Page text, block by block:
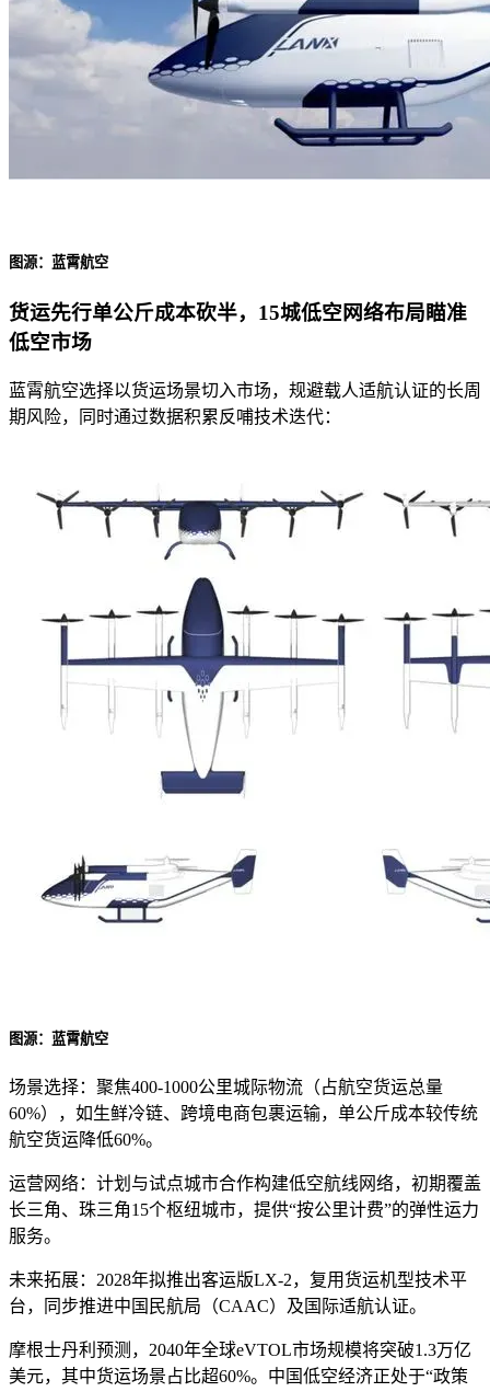
图源：蓝霄航空
货运先行单公斤成本砍半，15城低空网络布局瞄准
低空市场
蓝霄航空选择以货运场景切入市场，规避载人适航认证的长周
期风险，同时通过数据积累反哺技术迭代：
图源：蓝霄航空
场景选择：聚焦400-1000公里城际物流（占航空货运总量
60%），如生鲜冷链、跨境电商包裹运输，单公斤成本较传统
航空货运降低60%。
运营网络：计划与试点城市合作构建低空航线网络，初期覆盖
长三角、珠三角15个枢纽城市，提供“按公里计费”的弹性运力
服务。
未来拓展：2028年拟推出客运版LX-2，复用货运机型技术平
台，同步推进中国民航局（CAAC）及国际适航认证。
摩根士丹利预测，2040年全球eVTOL市场规模将突破1.3万亿
美元，其中货运场景占比超60%。中国低空经济正处于“政策